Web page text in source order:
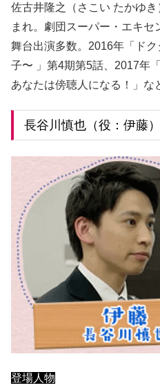
佐古井隆之（さこい たかゆ
まれ。劇団スーパー・エキセ
舞台出演多数。2016年「ド
子〜 」第4期第5話、2017年
あなたは傍聴人になる！」な
長谷川慎也（役：伊藤）
登場人物